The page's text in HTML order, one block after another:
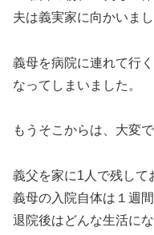
夫は義実家に向かいまし
義母を病院に連れて行
なってしまいました。
もうそこからは、大変で
義父を家に1人で残して
義母の入院自体は１週
退院後はどんな生活に